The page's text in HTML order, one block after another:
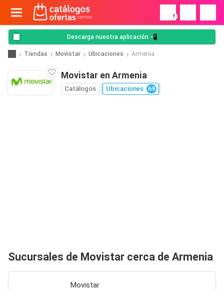
!
Descarga nuestra aplicación 📲
Tiendas Movistar Ubicaciones Armenia
Movistar en Armenia
Catálogos Ubicaciones 69
Sucursales de Movistar cerca de Armenia
Movistar